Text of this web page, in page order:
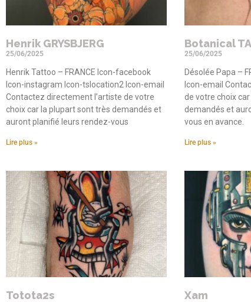
Henrik GRYSBJERG
25/06/2025
Henrik Tattoo – FRANCE Icon-facebook
Icon-instagram Icon-tslocation2 Icon-email
Contactez directement l’artiste de votre
choix car la plupart sont très demandés et
auront planifié leurs rendez-vous
Lire plus »
Botanical
25/06/2025
Désolée Papa –
Icon-email
de votre choix
demandés et
vous en avance.
Lire plus »
Totota2s Xam